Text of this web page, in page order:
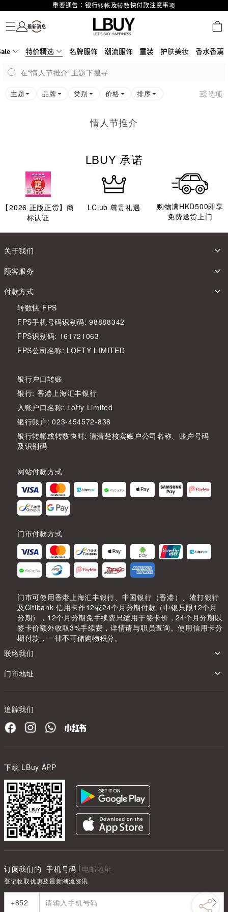
重要通告：银行转帐及转数快付款注意事项
购物满HKD500即享免运费！
LBuy获香港知识产权署颁发2026《正版正货承诺》商标
Goyard Hobo / Hobo Mini人气限量特别版限时原价低至75折!
LBuy Nintendo Switch / Nintendo Switch 2 正规商品零售店登陆MOKO 4楼
名牌服饰
潮流服饰
童装
护肤美妆
香水香薰
个人护理
母婴护理
游戏及精品玩具
文仪用品
家居生活
电子产品
美食
医药保健
运动与户外用品
特价精选 名牌服饰 潮流服饰 童装 护肤美妆 香水香薰
在“情人节推介”主题下搜寻
主题 品牌 类别 价格 排序 选项
情人节推介
LBUY 承诺
【2026 正版正货】商
标认证
LClub 尊贵礼遇
购物满HKD500即享
免费送货上门
关于我们
顾客服务
付款方式
转数快 FPS
FPS手机号码识别码: 98888342
FPS识别码: 161721063
FPS公司名称: LOFTY LIMITED
银行户口转账
银行: 香港上海汇丰银行
入账户口名称: Lofty Limited
银行账户: 023-454572-838
银行转帐或转数快时: 请清楚核实账户公司名称、账户号码
及识别码
网站付款方式
门市付款方式
门市可使用香港上海汇丰银行、中国银行（香港）、渣打银行
及Citibank 信用卡作12或24个月分期付款（中银只限12个月
分期），12个月分期免手续费只适用于签卡价，24个月分期以
签卡价额外收取3%手续费，详情请与职员查询。使用信用卡分
期付款，一律不可储购物积分。
联络我们
门市地址
追踪我们
下载 LBuy APP
订阅我们的 手机号码 电邮地址
登记收取优惠及最新潮流资讯